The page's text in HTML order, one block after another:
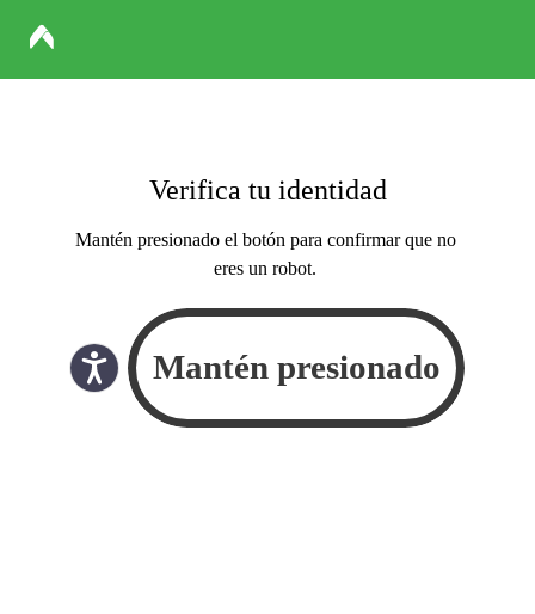
Verifica tu identidad
Mantén presionado el botón para confirmar que no
eres un robot.